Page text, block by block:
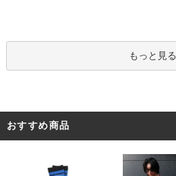
もっと見る
おすすめ商品